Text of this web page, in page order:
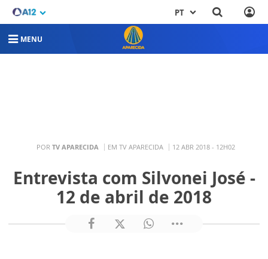
PT
MENU
POR TV APARECIDA EM TV APARECIDA 12 ABR 2018 - 12H02
Entrevista com Silvonei José -
12 de abril de 2018